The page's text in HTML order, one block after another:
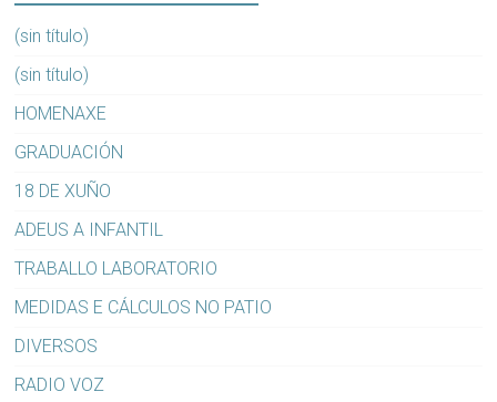
(sin título)
(sin título)
HOMENAXE
GRADUACIÓN
18 DE XUÑO
ADEUS A INFANTIL
TRABALLO LABORATORIO
MEDIDAS E CÁLCULOS NO PATIO
DIVERSOS
RADIO VOZ